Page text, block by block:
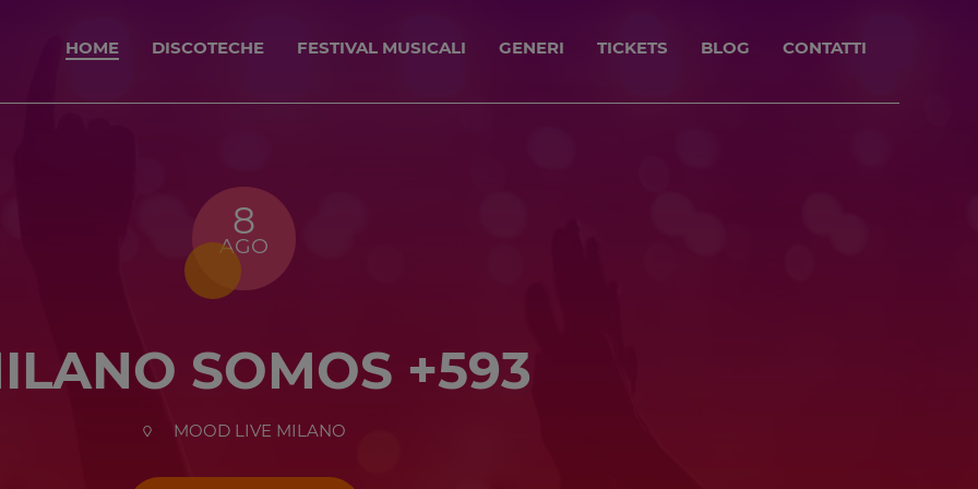
HOME DISCOTECHE FESTIVAL MUSICALI GENERI TICKETS BLOG CONTATTI
8
AGO
SOMOS +593
MOOD LIVE MILANO